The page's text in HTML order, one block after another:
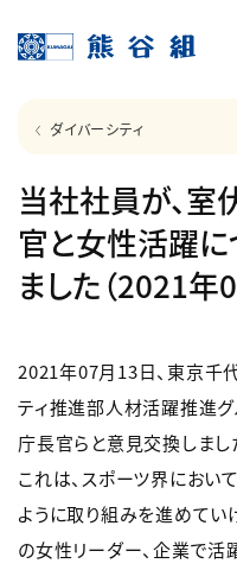
ダイバーシティ
当社社員が、室
官と女性活躍
ました（2021年
2021年07月13日、東京千
ティ推進部人材活躍推進
庁長官らと意見交換しまし
これは、スポーツ界におい
ように取り組みを進めてい
の女性リーダー、企業で